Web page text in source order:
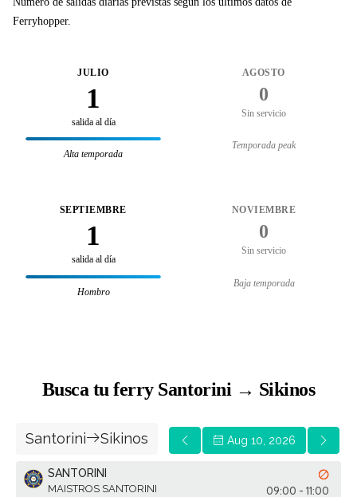
Ferryhopper.
JULIO
1
salida al día
Alta temporada
AGOSTO
0
Sin servicio
Temporada peak
SEPTIEMBRE
1
salida al día
Hombro
NOVIEMBRE
0
Sin servicio
Baja temporada
Busca tu ferry Santorini → Sikinos